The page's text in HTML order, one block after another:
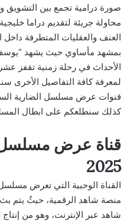
صورة درامية تجمع بين التشويق
محاولة جريئة لتقديم دراما
العنف والعقليات المتطرفة
بمشهد مأساوي حيث يشهد
الأحداث في رحلة زمنية تقفز
لمعرفة كافة التفاصيل الأخرى
كذلك سنطلعكم على ابطال
قناة عرض مسلسل
2025
منصة شاهد الرقمية، حيثُ يتم